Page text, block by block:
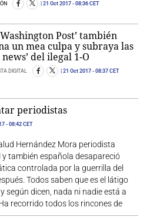
21 Oct 2017 - 08:36 CET
Washington Post’ también
un mea culpa y subraya las
news’ del ilegal 1-O
DIGITAL 21 Oct 2017 - 08:37 CET
periodistas
- 08:42 CET
Hernández Mora periodista
también española desapareció
controlada por la guerrilla del
Todos saben que es el látigo
según dicen, nada ni nadie está a
recorrido todos los rincones de